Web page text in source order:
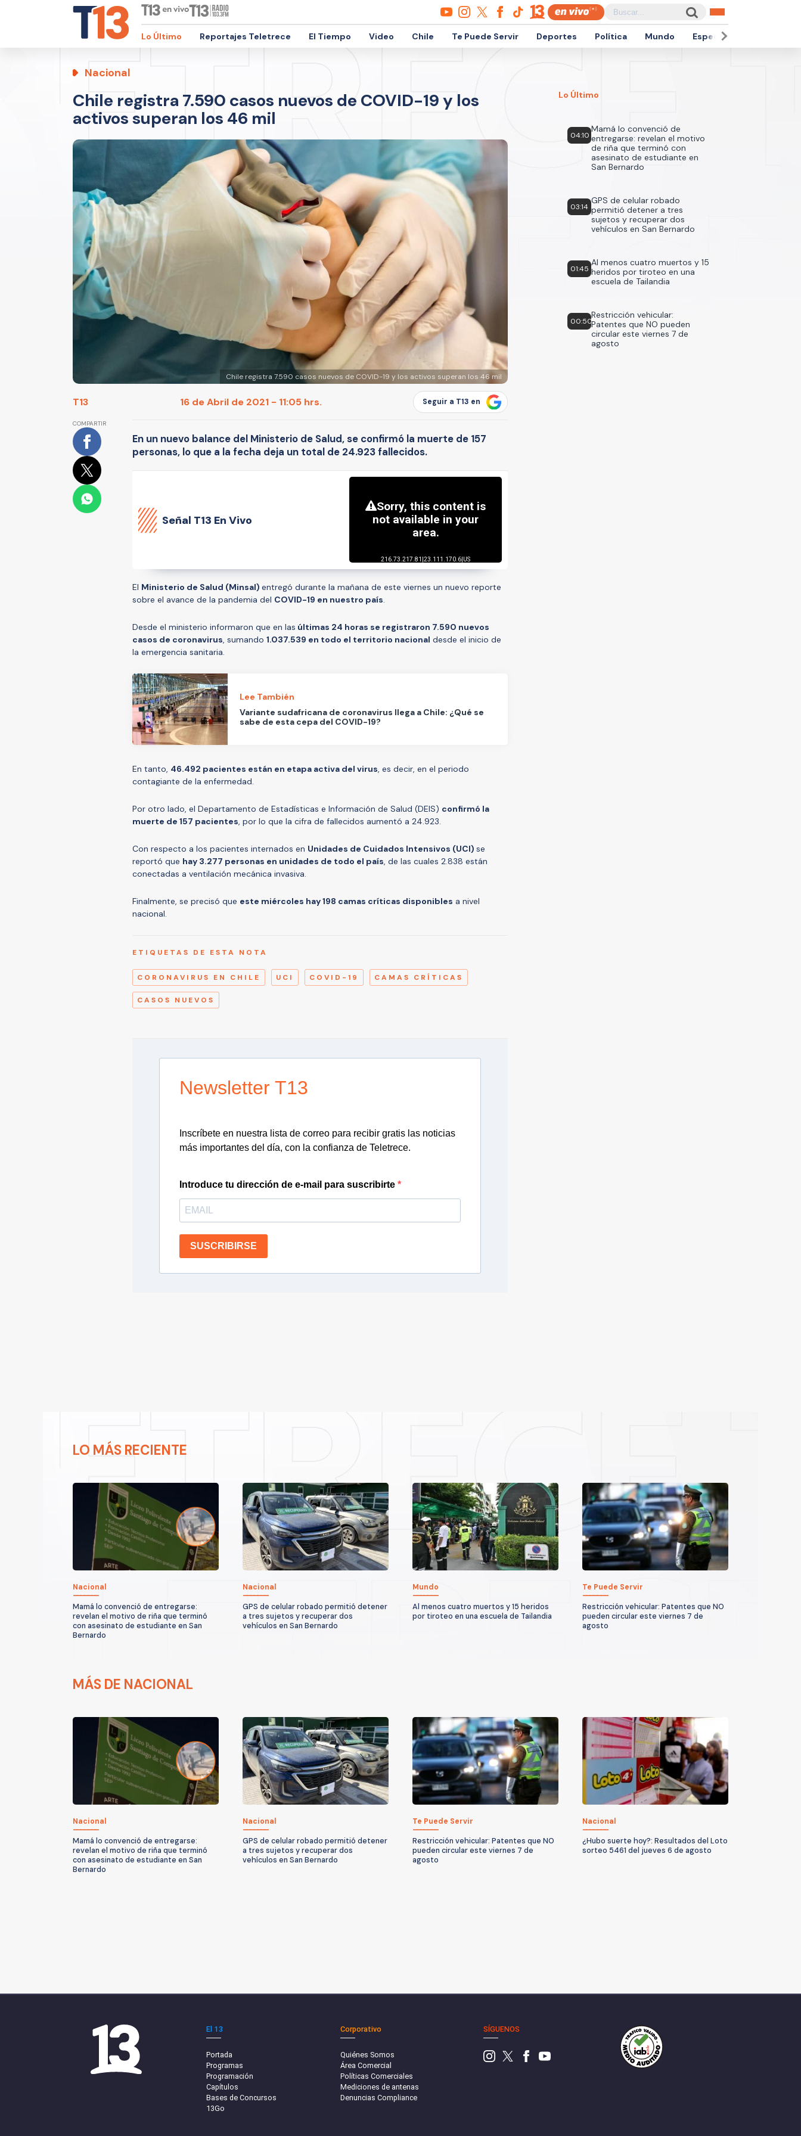
Lo Último Reportajes Teletrece El Tiempo Video Chile Te Puede Servir Deportes Política Mundo Espectáculos
Nacional
Chile registra 7.590 casos nuevos de COVID-19 y los
activos superan los 46 mil
Chile registra 7.590 casos nuevos de COVID-19 y los activos superan los 46 mil
T13 16 de Abril de 2021 - 11:05 hrs. Seguir a T13 en
COMPARTIR
En un nuevo balance del Ministerio de Salud, se confirmó la muerte de 157
personas, lo que a la fecha deja un total de 24.923 fallecidos.
Señal T13 En Vivo
El Ministerio de Salud (Minsal) entregó durante la mañana de este viernes un nuevo reporte
sobre el avance de la pandemia del COVID-19 en nuestro país.
Desde el ministerio informaron que en las últimas 24 horas se registraron 7.590 nuevos
casos de coronavirus, sumando 1.037.539 en todo el territorio nacional desde el inicio de
la emergencia sanitaria.
Lee También
Variante sudafricana de coronavirus llega a Chile: ¿Qué se
sabe de esta cepa del COVID-19?
En tanto, 46.492 pacientes están en etapa activa del virus, es decir, en el periodo
contagiante de la enfermedad.
Por otro lado, el Departamento de Estadísticas e Información de Salud (DEIS) confirmó la
muerte de 157 pacientes, por lo que la cifra de fallecidos aumentó a 24.923.
Con respecto a los pacientes internados en Unidades de Cuidados Intensivos (UCI) se
reportó que hay 3.277 personas en unidades de todo el país, de las cuales 2.838 están
conectadas a ventilación mecánica invasiva.
Finalmente, se precisó que este miércoles hay 198 camas críticas disponibles a nivel
nacional.
ETIQUETAS DE ESTA NOTA
CORONAVIRUS EN CHILE UCI COVID-19 CAMAS CRÍTICAS
CASOS NUEVOS
Newsletter T13
Inscríbete en nuestra lista de correo para recibir gratis las noticias
más importantes del día, con la confianza de Teletrece.
Introduce tu dirección de e-mail para suscribirte
SUSCRIBIRSE
Lo Último
04:10
Mamá lo convenció de
entregarse: revelan el motivo
de riña que terminó con
asesinato de estudiante en
San Bernardo
03:14
GPS de celular robado
permitió detener a tres
sujetos y recuperar dos
vehículos en San Bernardo
01:45
Al menos cuatro muertos y 15
heridos por tiroteo en una
escuela de Tailandia
00:50
Restricción vehicular:
Patentes que NO pueden
circular este viernes 7 de
agosto
LO MÁS RECIENTE
Nacional
Mamá lo convenció de entregarse:
revelan el motivo de riña que terminó
con asesinato de estudiante en San
Bernardo
Nacional
GPS de celular robado permitió detener
a tres sujetos y recuperar dos
vehículos en San Bernardo
Mundo
Al menos cuatro muertos y 15 heridos
por tiroteo en una escuela de Tailandia
Te Puede Servir
Restricción vehicular: Patentes que NO
pueden circular este viernes 7 de
agosto
MÁS DE NACIONAL
Nacional
Mamá lo convenció de entregarse:
revelan el motivo de riña que terminó
con asesinato de estudiante en San
Bernardo
Nacional
GPS de celular robado permitió detener
a tres sujetos y recuperar dos
vehículos en San Bernardo
Te Puede Servir
Restricción vehicular: Patentes que NO
pueden circular este viernes 7 de
agosto
Nacional
¿Hubo suerte hoy?: Resultados del Loto
sorteo 5461 del jueves 6 de agosto
El 13
Portada
Programas
Programación
Capítulos
Bases de Concursos
13Go
Corporativo
Quiénes Somos
Área Comercial
Políticas Comerciales
Mediciones de antenas
Denuncias Compliance
SÍGUENOS